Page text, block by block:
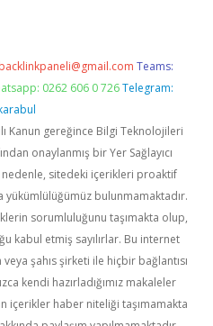
backlinkpaneli@gmail.com Teams:
0262 606 0 726 Telegram:
Kanun gereğince Bilgi Teknolojileri
onaylanmış bir Yer Sağlayıcı
sitedeki içerikleri proaktif
bulunmamaktadır.
sorumluluğunu taşımakta olup,
kabul etmiş sayılırlar. Bu internet
şahıs şirketi ile hiçbir bağlantısı
kendi hazırladığımız makaleler
içerikler haber niteliği taşımamakta